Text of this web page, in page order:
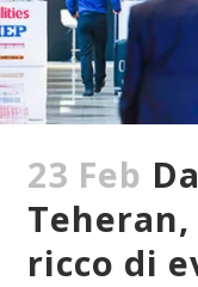
23 Feb
Teheran,
ricco di